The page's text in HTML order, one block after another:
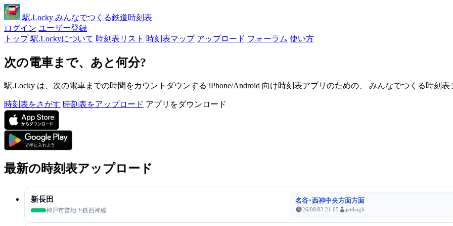
駅.Locky みんなでつくる鉄道時刻表
ログイン ユーザー登録
トップ 駅.Lockyについて 時刻表リスト 時刻表マップ アップロード フォーラム 使い方
次の電車まで、あと何分?
駅.Locky は、次の電車までの時間をカウントダウンする iPhone/Android 向け時刻表アプリのための、 みんなでつくる時刻表
時刻表をさがす 時刻表をアップロード アプリをダウンロード
最新の時刻表アップロード
新長田
神戸市営地下鉄西神線
名谷･西神中央方面方面
26/08/03 21:05 jettleigh